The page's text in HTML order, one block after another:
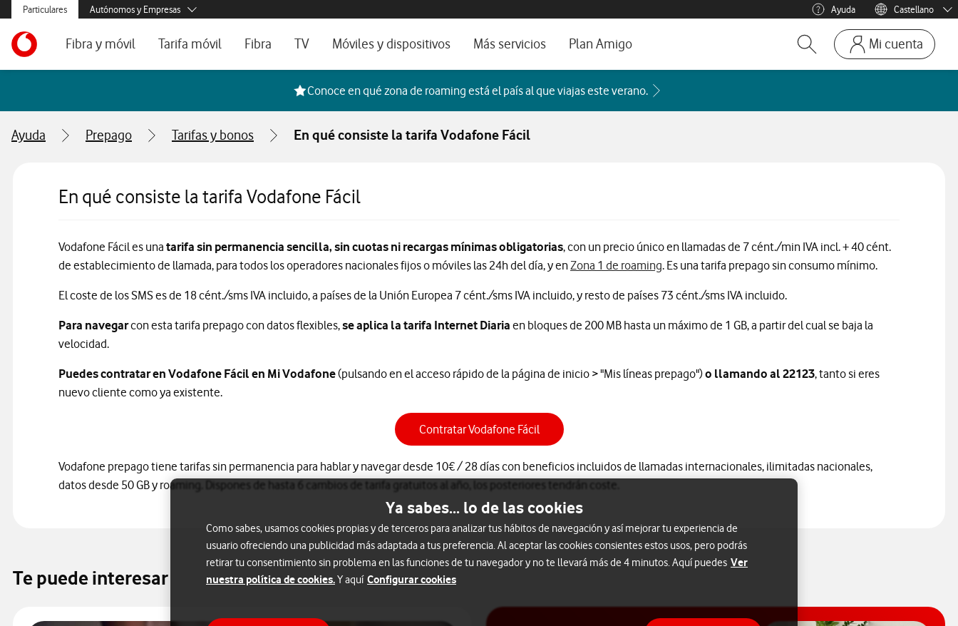
Menús secundarios. Enlace a particulares, empresas y autónomos, ayuda e idioma
Particulares
Menus de segmentación para empresas y autónomos
Autónomos y Empresas
Pymes
Ayuda
Menu idioma
Castellano
Català
Ir a la pagina principal de vodafone.es
Fibra y móvil
Tarifas Fibra y Móvil
Tarifas Fibra y 2 Móvil
Configura tu tarifa
Tarifa móvil
Tarifas móvil prepago
Fibra
Tarifas de fibra
Internet portátil 5G
Consulta Cobertura
TV
Vodafone TV
Móviles y dispositivos
Imagen y Sonido
Ver todos
Más servicios
Alianza Vodafone e Iberdrola
Servicios avanzados
Plan Amigo
Abrir buscador. Abre en
Mi cuenta
Ir a la pagina
Conoce en qué zona de roaming está el país al que viajas este verano.Acceder a la FAQ Qué países incluye cada zona de roaming
Ayuda Prepago Tarifas y bonos En qué consiste la tarifa Vodafone Fácil
En qué consiste la tarifa Vodafone Fácil
Vodafone Fácil es una tarifa sin permanencia sencilla, sin cuotas ni recargas mínimas obligatorias, con un precio único en llamadas de 7 cént./min IVA incl. + 40 cént.
de establecimiento de llamada, para todos los operadores nacionales fijos o móviles las 24h del día, y enZona 1 de roaming. Es una tarifa prepago sin consumo mínimo.
El coste de los SMS es de 18 cént./sms IVA incluido, a países de la Unión Europea 7 cént./sms IVA incluido, y resto de países 73 cént./sms IVA incluido.
Para navegarcon esta tarifa prepago con datos flexibles,se aplica la tarifa Internet Diaria en bloques de 200 MB hasta un máximo de 1 GB, a partir del cual se baja la
velocidad.
Puedes contratar en Vodafone Fácil en Mi Vodafone(pulsando en el acceso rápido de la página de inicio > "Mis líneas prepago")o llamando al 22123, tanto si eres
nuevo cliente como ya existente.
Contratar Vodafone Fácil
Vodafone prepago tiene tarifas sin permanencia para hablar y navegar desde 10€ / 28 días con beneficios incluidos de llamadas internacionales, ilimitadas nacionales,
datos desde 50 GB y roaming. Dispones de hasta 6 cambios de tarifa gratuitos al año, los posteriores tendrán coste.
Te puede interesar
Ya sabes... lo de las cookies
Como sabes, usamos cookies propias y de terceros para analizar tus hábitos de navegación y así mejorar tu experiencia de
usuario ofreciendo una publicidad más adaptada a tus preferencia. Al aceptar las cookies consientes estos usos, pero podrás
retirar tu consentimiento sin problema en las funciones de tu navegador y no te llevará más de 4 minutos. Aquí puedes Ver
nuestra política de cookies.Y aquí Configurar cookies